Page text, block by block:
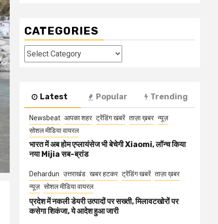
CATEGORIES
Categories
Latest Popular Trending
Newsbeat आपका शहर ट्रेंडिंग खबरें ताज़ा ख़बर न्यूज़
सोशल मीडिया वायरल
भारत में अब होम एप्लायंसेज भी बेचेगी Xiaomi, लॉन्च किया
नया Mijia सब-ब्रांड
Dehardun उत्तराखंड खबर हटकर ट्रेंडिंग खबरें ताज़ा ख़बर
न्यूज़ सोशल मीडिया वायरल
प्रदेश में नकली डेयरी उत्पादों पर सख्ती, मिलावटखोरों पर
कसेगा शिकंजा, ये आदेश हुआ जारी